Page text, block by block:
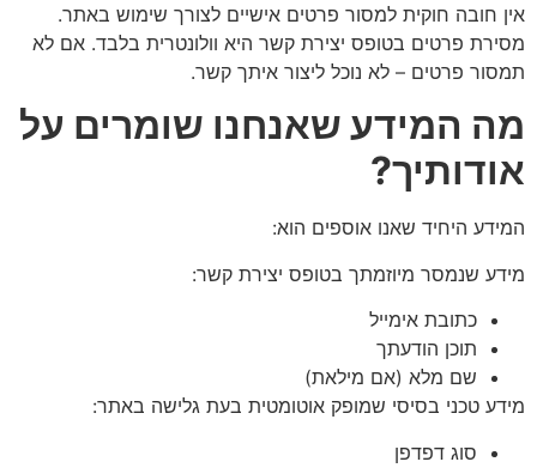
אין חובה חוקית למסור פרטים אישיים לצורך שימוש באתר.
מסירת פרטים בטופס יצירת קשר היא וולונטרית בלבד. אם לא
תמסור פרטים – לא נוכל ליצור איתך קשר.
מה המידע שאנחנו שומרים על
אודותיך?
המידע היחיד שאנו אוספים הוא:
מידע שנמסר מיוזמתך בטופס יצירת קשר:
כתובת אימייל
תוכן הודעתך
שם מלא (אם מילאת)
מידע טכני בסיסי שמופק אוטומטית בעת גלישה באתר:
סוג דפדפן